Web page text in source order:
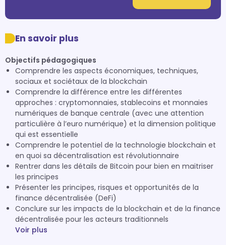
En savoir plus
Objectifs pédagogiques
Comprendre les aspects économiques, techniques,
sociaux et sociétaux de la blockchain
Comprendre la différence entre les différentes
approches : cryptomonnaies, stablecoins et monnaies
numériques de banque centrale (avec une attention
particulière à l’euro numérique) et la dimension politique
qui est essentielle
Comprendre le potentiel de la technologie blockchain et
en quoi sa décentralisation est révolutionnaire
Rentrer dans les détails de Bitcoin pour bien en maitriser
les principes
Présenter les principes, risques et opportunités de la
finance décentralisée (DeFi)
Conclure sur les impacts de la blockchain et de la finance
décentralisée pour les acteurs traditionnels
Voir plus